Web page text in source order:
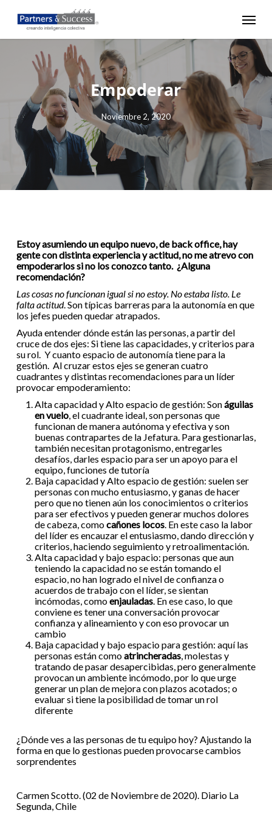
main
content
Menu
Empoderar
Noviembre 2, 2020
Estoy asumiendo un equipo nuevo, de back office, hay
gente con distinta experiencia y actitud, no me atrevo con
empoderarlos si no los conozco tanto. ¿Alguna
recomendación?
Las cosas no funcionan igual si no estoy. No estaba listo. Le
falta actitud. Son típicas barreras para la autonomía en que
los jefes pueden quedar atrapados.
Ayuda entender dónde están las personas, a partir del
cruce de dos ejes: Si tiene las capacidades, y criterios para
su rol. Y cuanto espacio de autonomía tiene para la
gestión. Al cruzar estos ejes se generan cuatro
cuadrantes y distintas recomendaciones para un líder
provocar empoderamiento:
Alta capacidad y Alto espacio de gestión: Sonáguilas
en vuelo, el cuadrante ideal, son personas que
funcionan de manera autónoma y efectiva y son
buenas contrapartes de la Jefatura. Para gestionarlas,
también necesitan protagonismo, entregarles
desafíos, darles espacio para ser un apoyo para el
equipo, funciones de tutoría
Baja capacidad y Alto espacio de gestión: suelen ser
personas con mucho entusiasmo, y ganas de hacer
pero que no tienen aún los conocimientos o criterios
para ser efectivos y pueden generar muchos dolores
de cabeza, comocañones locos. En este caso la labor
del líder es encauzar el entusiasmo, dando dirección y
criterios, haciendo seguimiento y retroalimentación.
Alta capacidad y bajo espacio: personas que aun
teniendo la capacidad no se están tomando el
espacio, no han logrado el nivel de confianza o
acuerdos de trabajo con el líder, se sientan
incómodas, comoenjauladas. En ese caso, lo que
conviene es tener una conversación provocar
confianza y alineamiento y con eso provocar un
cambio
Baja capacidad y bajo espacio para gestión: aquí las
personas están comoatrincheradas, molestas y
tratando de pasar desapercibidas, pero generalmente
provocan un ambiente incómodo, por lo que urge
generar un plan de mejora con plazos acotados; o
evaluar si tiene la posibilidad de tomar un rol
diferente
¿Dónde ves a las personas de tu equipo hoy? Ajustando la
forma en que lo gestionas pueden provocarse cambios
sorprendentes
Carmen Scotto. (02 de Noviembre de 2020). Diario La
Segunda, Chile